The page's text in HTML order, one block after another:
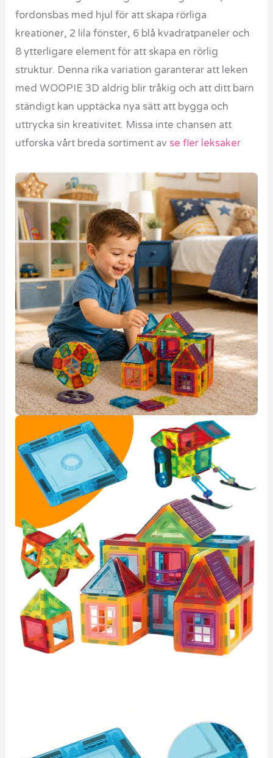
fordonsbas med hjul för att skapa rörliga
kreationer, 2 lila fönster, 6 blå kvadratpaneler och
8 ytterligare element för att skapa en rörlig
struktur. Denna rika variation garanterar att leken
med WOOPIE 3D aldrig blir tråkig och att ditt barn
ständigt kan upptäcka nya sätt att bygga och
uttrycka sin kreativitet. Missa inte chansen att
utforska vårt breda sortiment av se fler leksaker